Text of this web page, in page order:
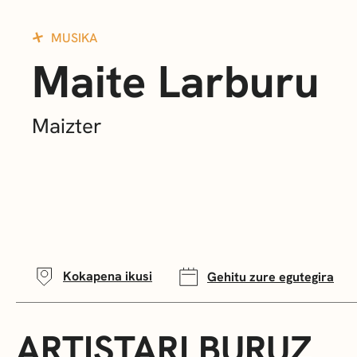
MUSIKA
Maite Larburu
Maizter
Kokapena ikusi Gehitu zure egutegira